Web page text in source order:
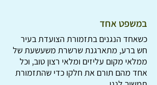
במשפט אחד
כשאחד הנגנים בתזמורת הצועדת בעיר
חש ברע, מתארגנת שרשרת משעשעת של
ממלאי מקום עליזים ומלאי רצון טוב, וכל
אחד מהם תורם את חלקו כדי שהתזמורת